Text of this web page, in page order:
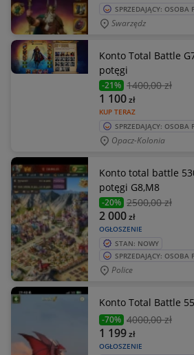
SPRZEDAJĄCY: OSOBA
Swarzędz
Konto Total Battle
potęgi
-21% 1400,00 zł
KUP TERAZ
1 100zł
SPRZEDAJĄCY: OSOBA
Opacz-Kolonia
Konto total battle
potęgi G8,M8
-20% 2500,00 zł
OGŁOSZENIE
2 000zł
STAN: NOWY
SPRZEDAJĄCY: OSOBA
Police
Konto Total Battle
-70% 4000,00 zł
OGŁOSZENIE
1 199zł